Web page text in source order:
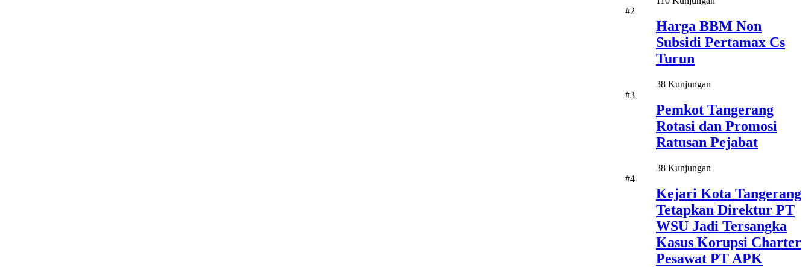
#2
Harga BBM Non
Subsidi Pertamax Cs
Turun
38 Kunjungan
#3
Pemkot Tangerang
Rotasi dan Promosi
Ratusan Pejabat
38 Kunjungan
#4
Kejari Kota Tangerang
Tetapkan Direktur PT
WSU Jadi Tersangka
Kasus Korupsi Charter
Pesawat PT APK